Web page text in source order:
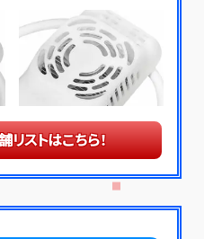
ストはこちら！